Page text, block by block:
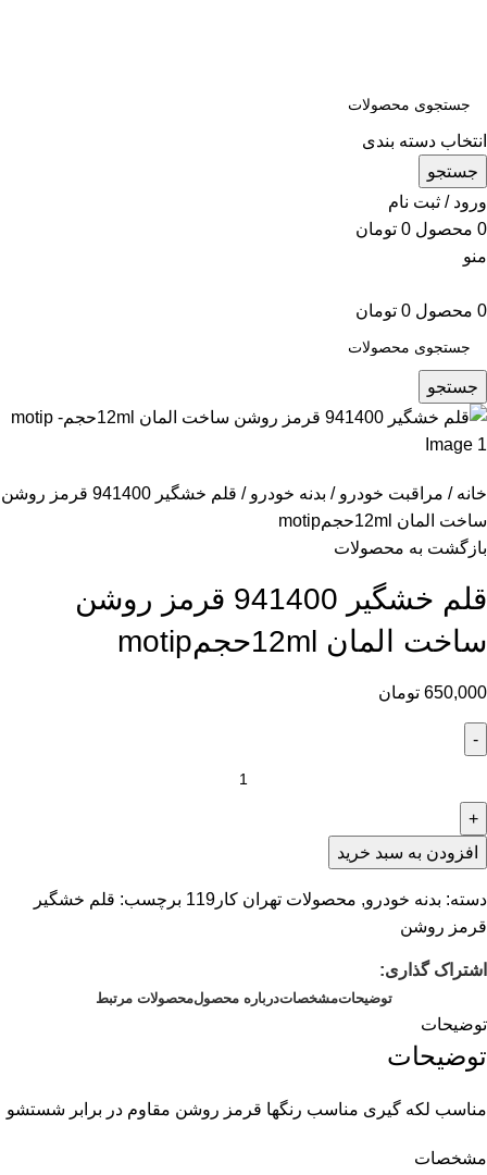
انتخاب دسته بندی
جستجو
ورود / ثبت نام
0 محصول 0 تومان
منو
0 محصول 0 تومان
جستجو
خانه مراقبت خودرو بدنه خودرو
قلم خشگیر 941400 قرمز روشن
ساخت المان 12mlحجمmotip
بازگشت به محصولات
قلم خشگیر 941400 قرمز روشن
ساخت المان 12mlحجمmotip
650,000 تومان
افزودن به سبد خرید
دسته: بدنه خودرو, محصولات تهران کار119 برچسب: قلم خشگیر
قرمز روشن
اشتراک گذاری:
توضیحاتمشخصاتدرباره محصولمحصولات مرتبط
توضیحات
توضیحات
مناسب لکه گیری مناسب رنگها قرمز روشن مقاوم در برابر شستشو
مشخصات